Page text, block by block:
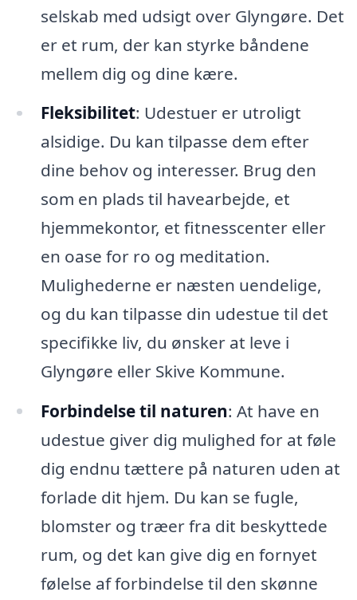
selskab med udsigt over Glyngøre. Det
er et rum, der kan styrke båndene
mellem dig og dine kære.
Fleksibilitet: Udestuer er utroligt
alsidige. Du kan tilpasse dem efter
dine behov og interesser. Brug den
som en plads til havearbejde, et
hjemmekontor, et fitnesscenter eller
en oase for ro og meditation.
Mulighederne er næsten uendelige,
og du kan tilpasse din udestue til det
specifikke liv, du ønsker at leve i
Glyngøre eller Skive Kommune.
Forbindelse til naturen: At have en
udestue giver dig mulighed for at føle
dig endnu tættere på naturen uden at
forlade dit hjem. Du kan se fugle,
blomster og træer fra dit beskyttede
rum, og det kan give dig en fornyet
følelse af forbindelse til den skønne